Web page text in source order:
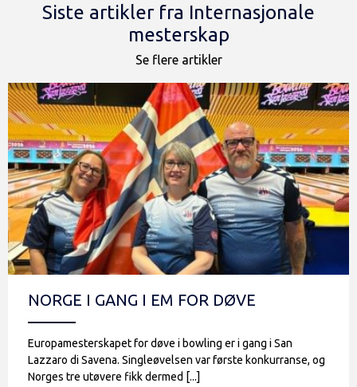
Siste artikler fra Internasjonale
mesterskap
Se flere artikler
NORGE I GANG I EM FOR DØVE
Europamesterskapet for døve i bowling er i gang i San
Lazzaro di Savena. Singleøvelsen var første konkurranse, og
Norges tre utøvere fikk dermed [...]